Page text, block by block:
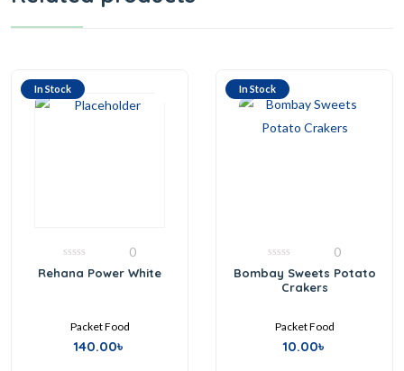
In Stock
out
0
Rehana Power White
Packet Food
140.00৳
In Stock
out
0
Bombay Sweets Potato
Crakers
Packet Food
10.00৳